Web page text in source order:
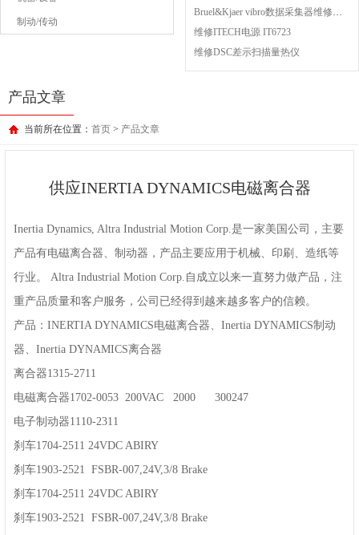
制动/传动
Bruel&Kjaer vibro数据采集器维修成功案例
维修ITECH电源 IT6723
维修DSC差示扫描量热仪
产品文章
当前所在位置： 首页 > 产品文章
供应INERTIA DYNAMICS电磁离合器
Inertia Dynamics, Altra Industrial Motion Corp.是一家美国公司，主要
产品有电磁离合器、制动器，产品主要应用于机械、印刷、造纸等
行业。 Altra Industrial Motion Corp.自成立以来一直努力做产品，注
重产品质量和客户服务，公司已经得到越来越多客户的信赖。
产品：INERTIA DYNAMICS电磁离合器、Inertia DYNAMICS制动
器、Inertia DYNAMICS离合器
离合器1315-2711
电磁离合器1702-0053 200VAC 2000 300247
电子制动器1110-2311
刹车1704-2511 24VDC ABIRY
刹车1903-2521 FSBR-007,24V,3/8 Brake
刹车1704-2511 24VDC ABIRY
刹车1903-2521 FSBR-007,24V,3/8 Brake